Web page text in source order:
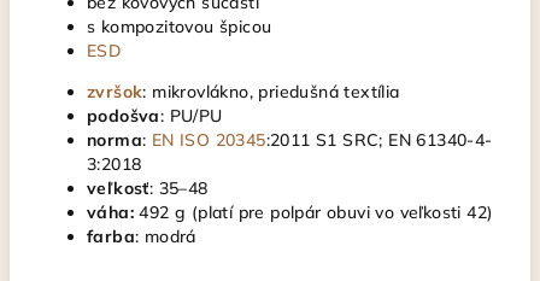
s kompozitovou špicou
ESD
zvršok: mikrovlákno, priedušná textília
podošva: PU/PU
norma: EN ISO 20345:2011 S1 SRC; EN 61340-4-
3:2018
veľkosť: 35–48
váha: 492 g (platí pre polpár obuvi vo veľkosti 42)
farba: modrá